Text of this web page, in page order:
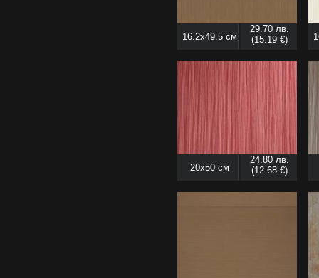
16.2x49.5 см
29.70 лв.
(15.19 €)
20x50 см
24.80 лв.
(12.68 €)